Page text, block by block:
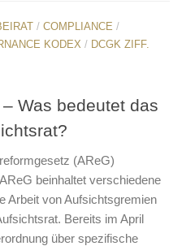
/ COMPLIANCE /
KODEX / DCGK ZIFF.
Was bedeutet das
(AReG)
beinhaltet verschiedene
Arbeit von Aufsichtsgremien
Bereits im April
über spezifische